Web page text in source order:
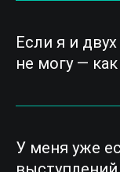
Если я и
не могу —
У меня уже